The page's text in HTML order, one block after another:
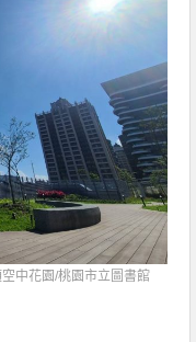
中花園/桃園市立圖書館